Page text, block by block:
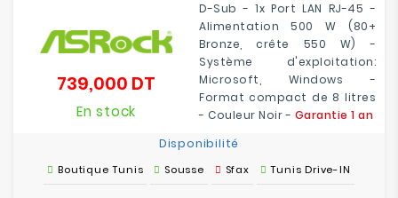
D-Sub - 1x Port LAN RJ-45 -
Alimentation 500 W (80+
Bronze, crête 550 W) -
Système d'exploitation:
Microsoft, Windows -
Format compact de 8 litres
- Couleur Noir - Garantie 1 an
739,000 DT
En stock
Disponibilité
Boutique Tunis Sousse Sfax Tunis Drive-IN